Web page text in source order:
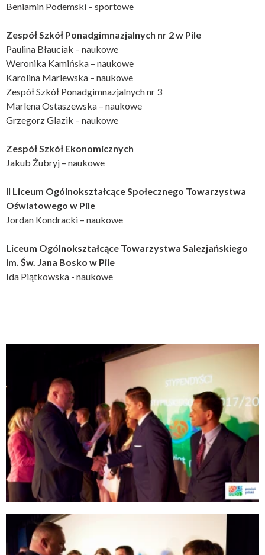
Beniamin Podemski – sportowe
Zespół Szkół Ponadgimnazjalnych nr 2 w Pile
Paulina Błauciak – naukowe
Weronika Kamińska – naukowe
Karolina Marlewska – naukowe
Zespół Szkół Ponadgimnazjalnych nr 3
Marlena Ostaszewska – naukowe
Grzegorz Glazik – naukowe
Zespół Szkół Ekonomicznych
Jakub Żubryj – naukowe
II Liceum Ogólnokształcące Społecznego Towarzystwa
Oświatowego w Pile
Jordan Kondracki – naukowe
Liceum Ogólnokształcące Towarzystwa Salezjańskiego
im. Św. Jana Bosko w Pile
Ida Piątkowska - naukowe